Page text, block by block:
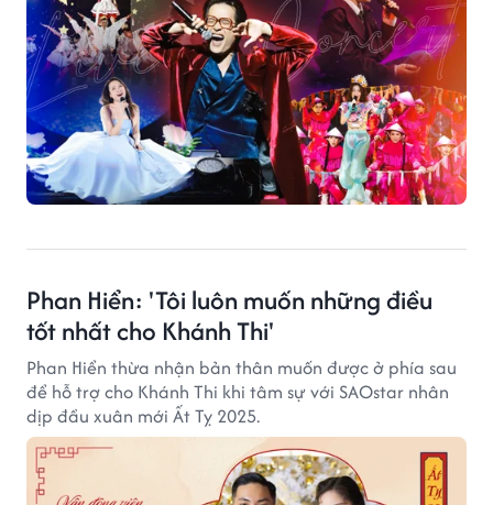
Phan Hiển: 'Tôi luôn muốn những điều
tốt nhất cho Khánh Thi'
Phan Hiển thừa nhận bản thân muốn được ở phía sau
để hỗ trợ cho Khánh Thi khi tâm sự với SAOstar nhân
dịp đầu xuân mới Ất Tỵ 2025.